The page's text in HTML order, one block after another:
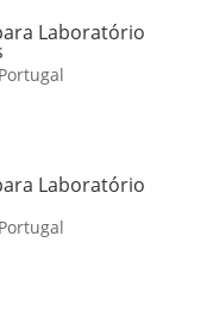
Laboratório
Laboratório